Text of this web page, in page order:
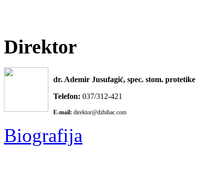
Direktor
dr. Ademir Jusufagić, spec. stom. protetike
Telefon: 037/312-421
E-mail: direktor@dzbihac.com
Biografija